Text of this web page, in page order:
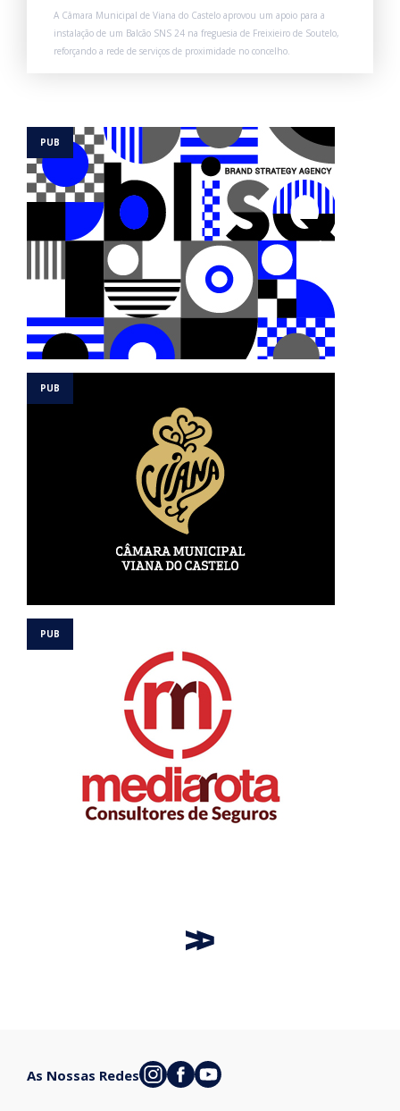
A Câmara Municipal de Viana do Castelo aprovou um apoio para a
instalação de um Balcão SNS 24 na freguesia de Freixieiro de Soutelo,
reforçando a rede de serviços de proximidade no concelho.
As Nossas Redes